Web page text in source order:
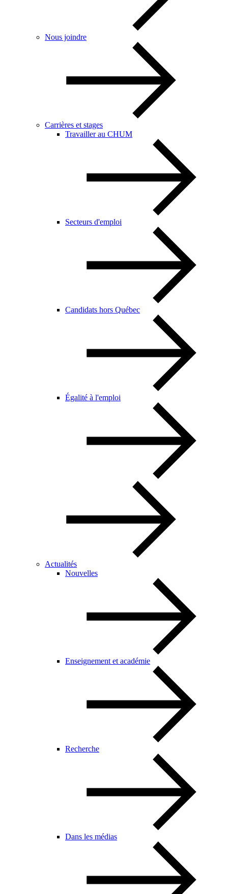
Nous joindre
Carrières et stages
Travailler au CHUM
Secteurs d'emploi
Candidats hors Québec
Égalité à l'emploi
Actualités
Nouvelles
Enseignement et académie
Recherche
Dans les médias